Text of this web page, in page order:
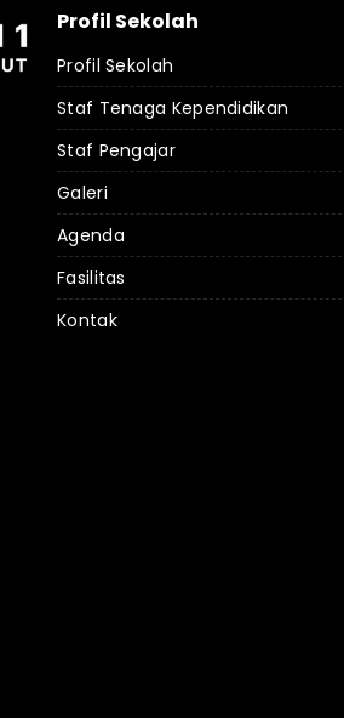
Profil Sekolah
Profil Sekolah
Staf Tenaga Kependidikan
Staf Pengajar
Galeri
Agenda
Fasilitas
Kontak